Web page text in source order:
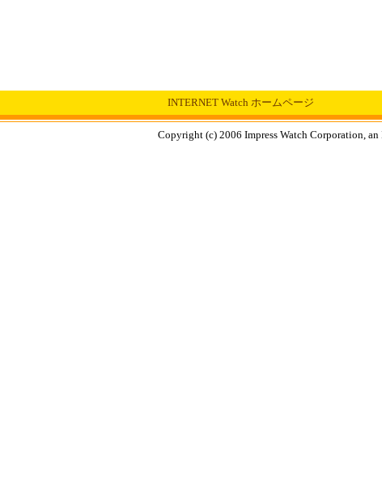
INTERNET Watch ホームページ
Copyright (c) 2006 Impress Watch Corporation,